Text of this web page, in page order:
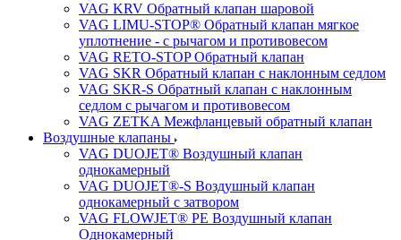
VAG KRV Обратный клапан шаровой
VAG LIMU-STOP® Обратный клапан мягкое
уплотнение - с рычагом и противовесом
VAG RETO-STOP Обратный клапан
VAG SKR Обратный клапан с наклонным седлом
VAG SKR-S Обратный клапан с наклонным
седлом с рычагом и противовесом
VAG ZETKA Межфланцевый обратный клапан
Воздушные клапаны
VAG DUOJET® Воздушный клапан
однокамерный
VAG DUOJET®-S Воздушный клапан
однокамерный с затвором
VAG FLOWJET® PE Воздушный клапан
Однокамерный